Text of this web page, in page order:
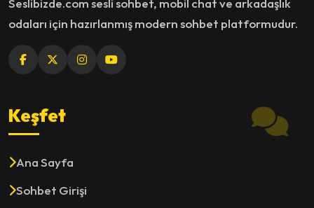
Seslibizde.com sesli sohbet, mobil chat ve arkadaşlık
odaları için hazırlanmış modern sohbet platformudur.
Keşfet
Ana Sayfa
Sohbet Girişi